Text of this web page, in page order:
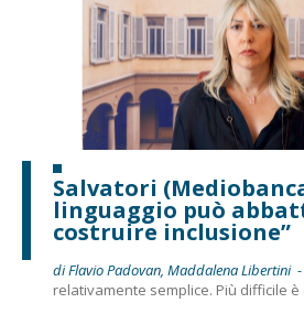
Salvatori
linguaggio può
costruire inclusione”
di Flavio Padovan, Maddalena Libertini -
relativamente semplice. Più difficile